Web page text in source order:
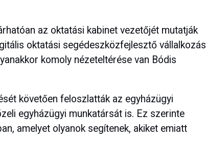
az oktatási kabinet vezetőjét mutatják
oktatási segédeszközfejlesztő vállalkozás
komoly nézeteltérése van Bódis
követően feloszlatták az egyházügyi
egyházügyi munkatársát is. Ez szerinte
amelyet olyanok segítenek, akiket emiatt